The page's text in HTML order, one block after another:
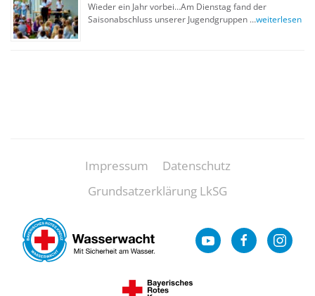
Wieder ein Jahr vorbei…Am Dienstag fand der
Saisonabschluss unserer Jugendgruppen …weiterlesen
Impressum
Datenschutz
Grundsatzerklärung LkSG